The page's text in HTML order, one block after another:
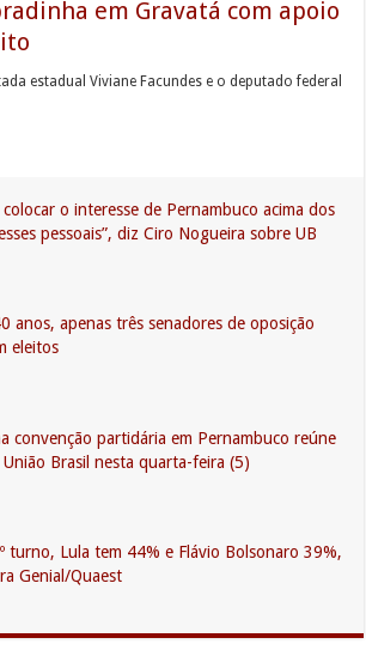
em Gravatá com apoio
estadual Viviane Facundes e o deputado federal
colocar o interesse de Pernambuco acima dos
pessoais”, diz Ciro Nogueira sobre UB
anos, apenas três senadores de oposição
eleitos
convenção partidária em Pernambuco reúne
União Brasil nesta quarta-feira (5)
turno, Lula tem 44% e Flávio Bolsonaro 39%,
Genial/Quaest